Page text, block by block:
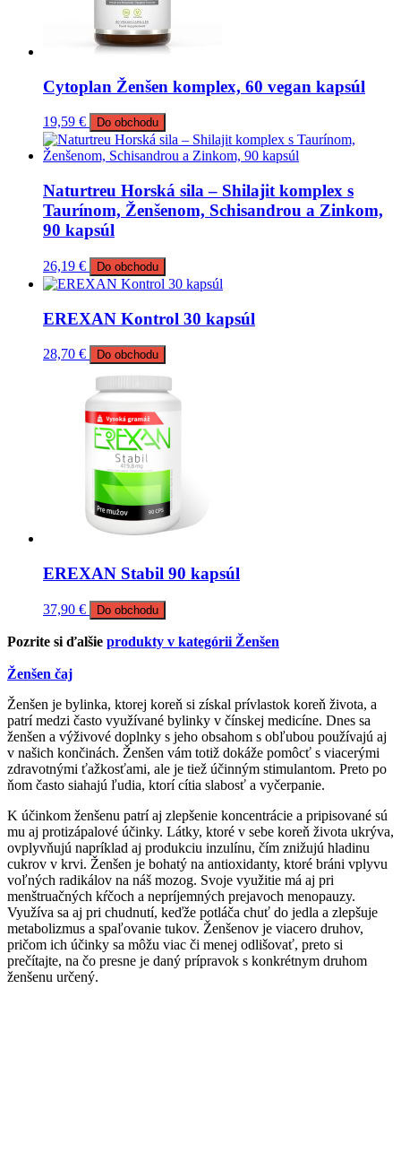
Cytoplan Ženšen komplex, 60 vegan kapsúl
19,59 € Do obchodu
Naturtreu Horská sila – Shilajit komplex s
Taurínom, Ženšenom, Schisandrou a Zinkom,
90 kapsúl
26,19 € Do obchodu
EREXAN Kontrol 30 kapsúl
28,70 € Do obchodu
EREXAN Stabil 90 kapsúl
37,90 € Do obchodu
Pozrite si ďalšie produkty v kategórii Ženšen
Ženšen čaj
Ženšen je bylinka, ktorej koreň si získal prívlastok koreň života, a
patrí medzi často využívané bylinky v čínskej medicíne. Dnes sa
ženšen a výživové doplnky s jeho obsahom s obľubou používajú aj
v našich končinách. Ženšen vám totiž dokáže pomôcť s viacerými
zdravotnými ťažkosťami, ale je tiež účinným stimulantom. Preto po
ňom často siahajú ľudia, ktorí cítia slabosť a vyčerpanie.
K účinkom ženšenu patrí aj zlepšenie koncentrácie a pripisované sú
mu aj protizápalové účinky. Látky, ktoré v sebe koreň života ukrýva,
ovplyvňujú napríklad aj produkciu inzulínu, čím znižujú hladinu
cukrov v krvi. Ženšen je bohatý na antioxidanty, ktoré bráni vplyvu
voľných radikálov na náš mozog. Svoje využitie má aj pri
menštruačných kŕčoch a nepríjemných prejavoch menopauzy.
Využíva sa aj pri chudnutí, keďže potláča chuť do jedla a zlepšuje
metabolizmus a spaľovanie tukov. Ženšenov je viacero druhov,
pričom ich účinky sa môžu viac či menej odlišovať, preto si
prečítajte, na čo presne je daný prípravok s konkrétnym druhom
ženšenu určený.